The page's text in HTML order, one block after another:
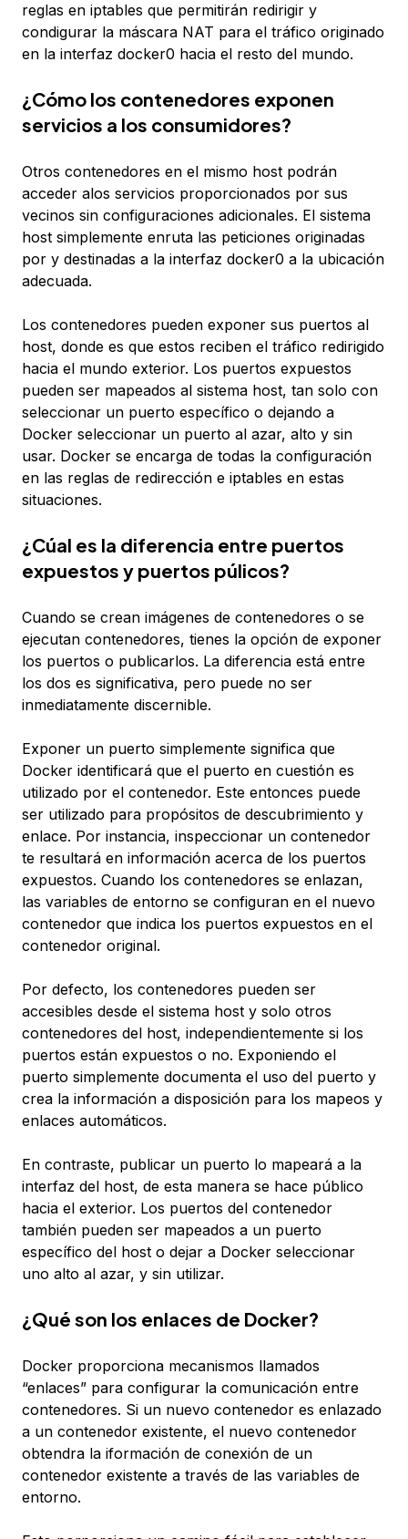
reglas en iptables que permitirán redirigir y
condigurar la máscara NAT para el tráfico originado
en la interfaz docker0 hacia el resto del mundo.
¿Cómo los contenedores exponen
servicios a los consumidores?
Otros contenedores en el mismo host podrán
acceder alos servicios proporcionados por sus
vecinos sin configuraciones adicionales. El sistema
host simplemente enruta las peticiones originadas
por y destinadas a la interfaz docker0 a la ubicación
adecuada.
Los contenedores pueden exponer sus puertos al
host, donde es que estos reciben el tráfico redirigido
hacia el mundo exterior. Los puertos expuestos
pueden ser mapeados al sistema host, tan solo con
seleccionar un puerto específico o dejando a
Docker seleccionar un puerto al azar, alto y sin
usar. Docker se encarga de todas la configuración
en las reglas de redirección e iptables en estas
situaciones.
¿Cúal es la diferencia entre puertos
expuestos y puertos púlicos?
Cuando se crean imágenes de contenedores o se
ejecutan contenedores, tienes la opción de exponer
los puertos o publicarlos. La diferencia está entre
los dos es significativa, pero puede no ser
inmediatamente discernible.
Exponer un puerto simplemente significa que
Docker identificará que el puerto en cuestión es
utilizado por el contenedor. Este entonces puede
ser utilizado para propósitos de descubrimiento y
enlace. Por instancia, inspeccionar un contenedor
te resultará en información acerca de los puertos
expuestos. Cuando los contenedores se enlazan,
las variables de entorno se configuran en el nuevo
contenedor que indica los puertos expuestos en el
contenedor original.
Por defecto, los contenedores pueden ser
accesibles desde el sistema host y solo otros
contenedores del host, independientemente si los
puertos están expuestos o no. Exponiendo el
puerto simplemente documenta el uso del puerto y
crea la información a disposición para los mapeos y
enlaces automáticos.
En contraste, publicar un puerto lo mapeará a la
interfaz del host, de esta manera se hace público
hacia el exterior. Los puertos del contenedor
también pueden ser mapeados a un puerto
específico del host o dejar a Docker seleccionar
uno alto al azar, y sin utilizar.
¿Qué son los enlaces de Docker?
Docker proporciona mecanismos llamados
“enlaces” para configurar la comunicación entre
contenedores. Si un nuevo contenedor es enlazado
a un contenedor existente, el nuevo contenedor
obtendra la iformación de conexión de un
contenedor existente a través de las variables de
entorno.